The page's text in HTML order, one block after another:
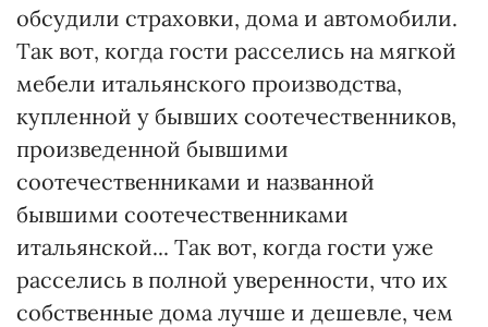
обсудили страховки, дома и автомобили.
Так вот, когда гости расселись на мягкой
мебели итальянского производства,
купленной у бывших соотечественников,
произведенной бывшими
соотечественниками и названной
бывшими соотечественниками
итальянской... Так вот, когда гости уже
расселись в полной уверенности, что их
собственные дома лучше и дешевле, чем